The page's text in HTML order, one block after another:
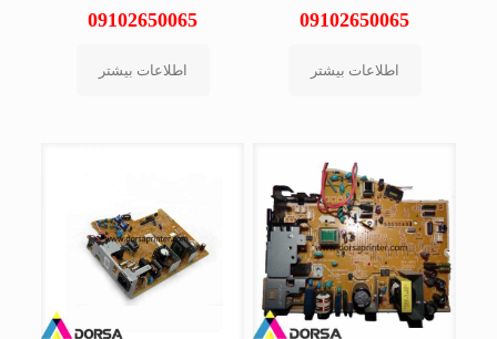
09102650065
اطلاعات بیشتر
09102650065
اطلاعات بیشتر